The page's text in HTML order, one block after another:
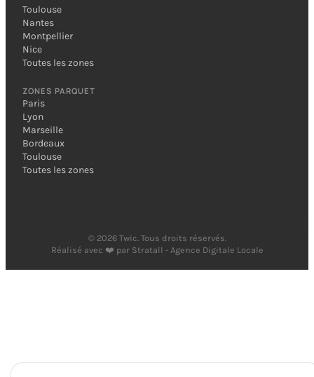
Toulouse
Nantes
Montpellier
Nice
Toutes les zones
ZONES PARQUET
Paris
Lyon
Marseille
Bordeaux
Toulouse
Toutes les zones
© 2026Twic. Tous droits réservés.
Réalisé avec ❤️ par Stratall - Agence Digitale Locale